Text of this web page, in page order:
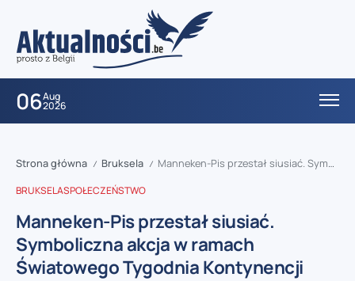
06Aug
2026
Strona główna / Bruksela / Manneken-Pis przestał siusiać. Symboliczna akcja w ramach Światowego Tygodnia Kontynencji
BRUKSELASPOŁECZEŃSTWO
Manneken-Pis przestał siusiać.
Symboliczna akcja w ramach
Światowego Tygodnia Kontynencji